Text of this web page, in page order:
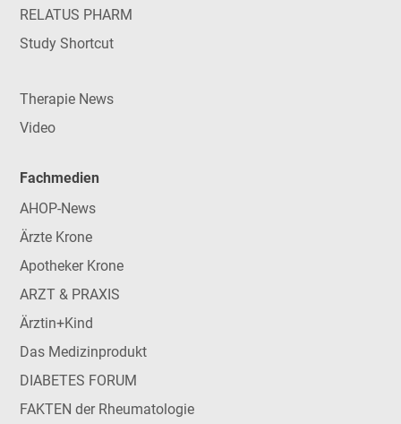
RELATUS PHARM
Study Shortcut
Therapie News
Video
Fachmedien
AHOP-News
Ärzte Krone
Apotheker Krone
ARZT & PRAXIS
Ärztin+Kind
Das Medizinprodukt
DIABETES FORUM
FAKTEN der Rheumatologie